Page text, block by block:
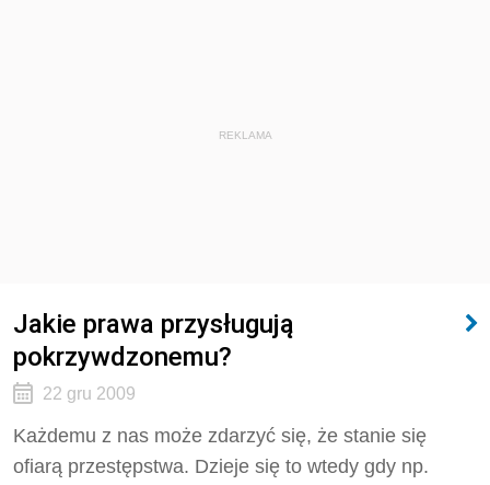
REKLAMA
Jakie prawa przysługują
pokrzywdzonemu?
22 gru 2009
Każdemu z nas może zdarzyć się, że stanie się
ofiarą przestępstwa. Dzieje się to wtedy gdy np.